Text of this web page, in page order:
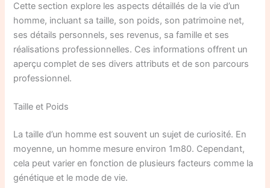
Cette section explore les aspects détaillés de la vie d’un
homme, incluant sa taille, son poids, son patrimoine net,
ses détails personnels, ses revenus, sa famille et ses
réalisations professionnelles. Ces informations offrent un
aperçu complet de ses divers attributs et de son parcours
professionnel.
Taille et Poids
La taille d’un homme est souvent un sujet de curiosité. En
moyenne, un homme mesure environ 1m80. Cependant,
cela peut varier en fonction de plusieurs facteurs comme la
génétique et le mode de vie.